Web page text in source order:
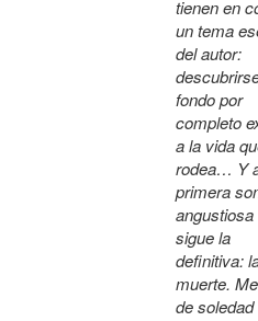
tienen en
un tema
del autor:
fondo por
completo
a la vida
rodea… Y
primera
angustiosa
sigue la
definitiva:
muerte.
de soledad